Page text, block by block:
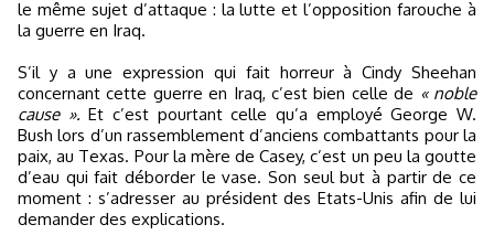
le même sujet d’attaque : la lutte et l’opposition farouche à
la guerre en Iraq.
S’il y a une expression qui fait horreur à Cindy Sheehan
concernant cette guerre en Iraq, c’est bien celle de « noble
cause ». Et c’est pourtant celle qu’a employé George W.
Bush lors d’un rassemblement d’anciens combattants pour la
paix, au Texas. Pour la mère de Casey, c’est un peu la goutte
d’eau qui fait déborder le vase. Son seul but à partir de ce
moment : s’adresser au président des Etats-Unis afin de lui
demander des explications.